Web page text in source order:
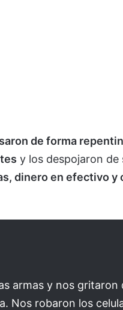
de forma
y los despojaron de
dinero en efectivo y
armas y nos gritaron
Nos robaron los